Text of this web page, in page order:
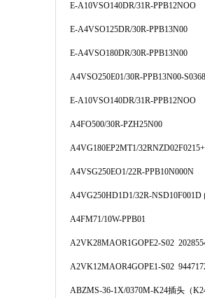
E-A10VSO140DR/31R-PPB12NOO
E-A4VSO125DR/30R-PPB13N00
E-A4VSO180DR/30R-PPB13N00
A4VSO250E01/30R-PPB13N00-S0368
E-A10VSO140DR/31R-PPB12NOO
A4FO500/30R-PZH25N00
A4VG180EP2MT1/
A4VSG250EO1/22R-PPB10N000N
A4VG250HD1D1/32R-
A4FM71/10W-PPB01
A2VK28MAOR1GOPE2-S02
A2VK12MAOR4GOPE1-S02
ABZMS-36-1X/0370M-K24插头（